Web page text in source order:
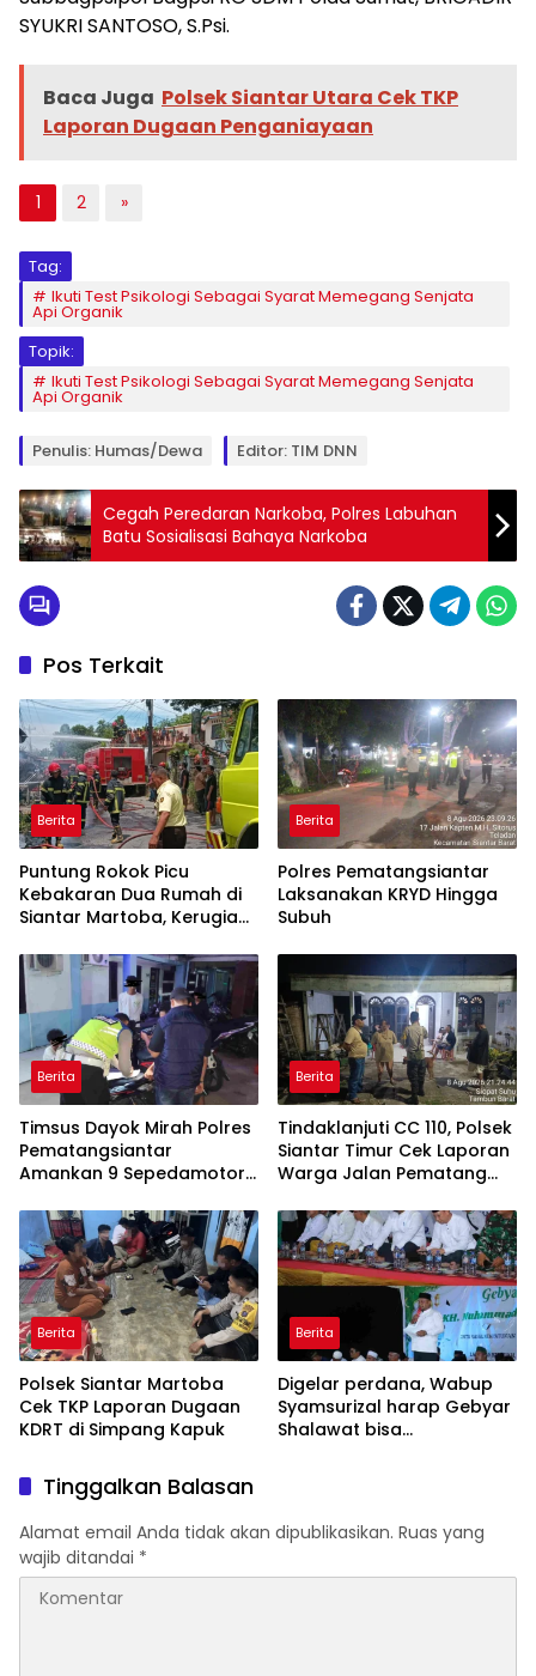
SYUKRI SANTOSO, S.Psi.
Baca Juga Polsek Siantar Utara Cek TKP
Laporan Dugaan Penganiayaan
1 2 »
Tag:
Ikuti Test Psikologi Sebagai Syarat Memegang Senjata
Api Organik
Topik:
Ikuti Test Psikologi Sebagai Syarat Memegang Senjata
Api Organik
Penulis: Humas/Dewa Editor: TIM DNN
Cegah Peredaran Narkoba, Polres Labuhan
Batu Sosialisasi Bahaya Narkoba
Pos Terkait
Berita
Puntung Rokok Picu
Kebakaran Dua Rumah di
Siantar Martoba, Kerugian
Berita
Polres Pematangsiantar
Laksanakan KRYD Hingga
Subuh
Berita
Timsus Dayok Mirah Polres
Pematangsiantar
Amankan 9 Sepedamotor
Berita
Tindaklanjuti CC 110, Polsek
Siantar Timur Cek Laporan
Warga Jalan Pematang
Berita
Polsek Siantar Martoba
Cek TKP Laporan Dugaan
KDRT di Simpang Kapuk
Berita
Digelar perdana, Wabup
Syamsurizal harap Gebyar
Shalawat bisa
Tinggalkan Balasan
Alamat email Anda tidak akan dipublikasikan. Ruas yang
wajib ditandai *